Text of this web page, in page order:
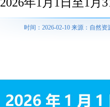
时间：2026-02-10 来源：自然